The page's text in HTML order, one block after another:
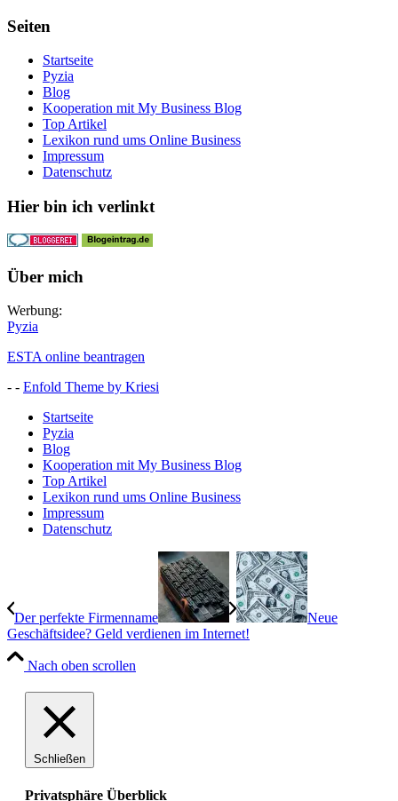
Seiten
Startseite
Pyzia
Blog
Kooperation mit My Business Blog
Top Artikel
Lexikon rund ums Online Business
Impressum
Datenschutz
Hier bin ich verlinkt
Über mich
Werbung:
Pyzia
ESTA online beantragen
- - Enfold Theme by Kriesi
Startseite
Pyzia
Blog
Kooperation mit My Business Blog
Top Artikel
Lexikon rund ums Online Business
Impressum
Datenschutz
Der perfekte Firmenname
Neue
Geschäftsidee? Geld verdienen im Internet!
Nach oben scrollen
Schließen
Privatsphäre Überblick